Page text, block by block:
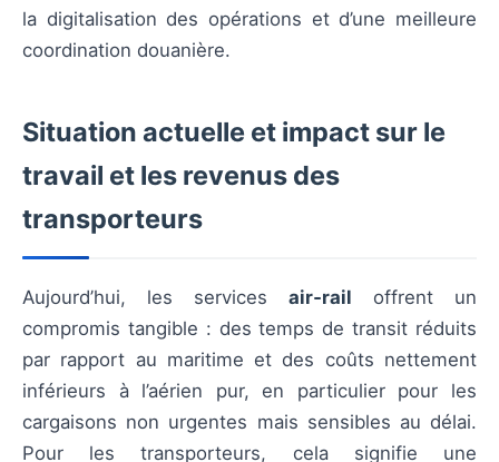
la digitalisation des opérations et d’une meilleure
coordination douanière.
Situation actuelle et impact sur le
travail et les revenus des
transporteurs
Aujourd’hui, les services air‑rail offrent un
compromis tangible : des temps de transit réduits
par rapport au maritime et des coûts nettement
inférieurs à l’aérien pur, en particulier pour les
cargaisons non urgentes mais sensibles au délai.
Pour les transporteurs, cela signifie une